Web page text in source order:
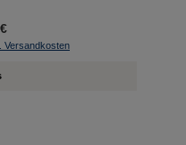
Versandkosten